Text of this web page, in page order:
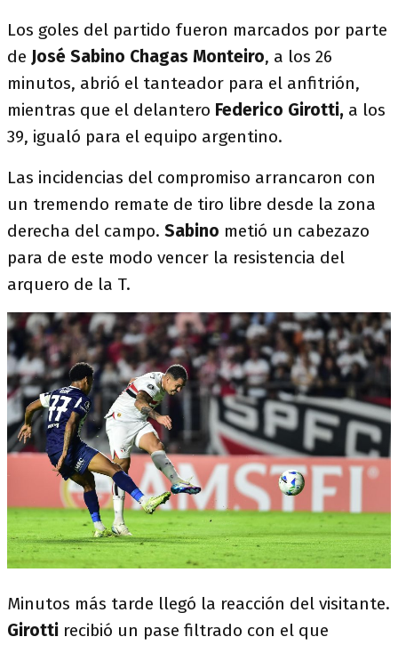
Los goles del partido fueron marcados por parte
de José Sabino Chagas Monteiro, a los 26
minutos, abrió el tanteador para el anfitrión,
mientras que el delantero Federico Girotti, a los
39, igualó para el equipo argentino.
Las incidencias del compromiso arrancaron con
un tremendo remate de tiro libre desde la zona
derecha del campo. Sabino metió un cabezazo
para de este modo vencer la resistencia del
arquero de la T.
Minutos más tarde llegó la reacción del visitante.
Girotti recibió un pase filtrado con el que